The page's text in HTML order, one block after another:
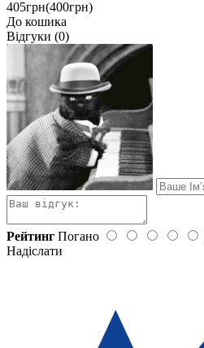
405грн(400грн)
До кошика
Відгуки (0)
Рейтинг Погано
Надіслати